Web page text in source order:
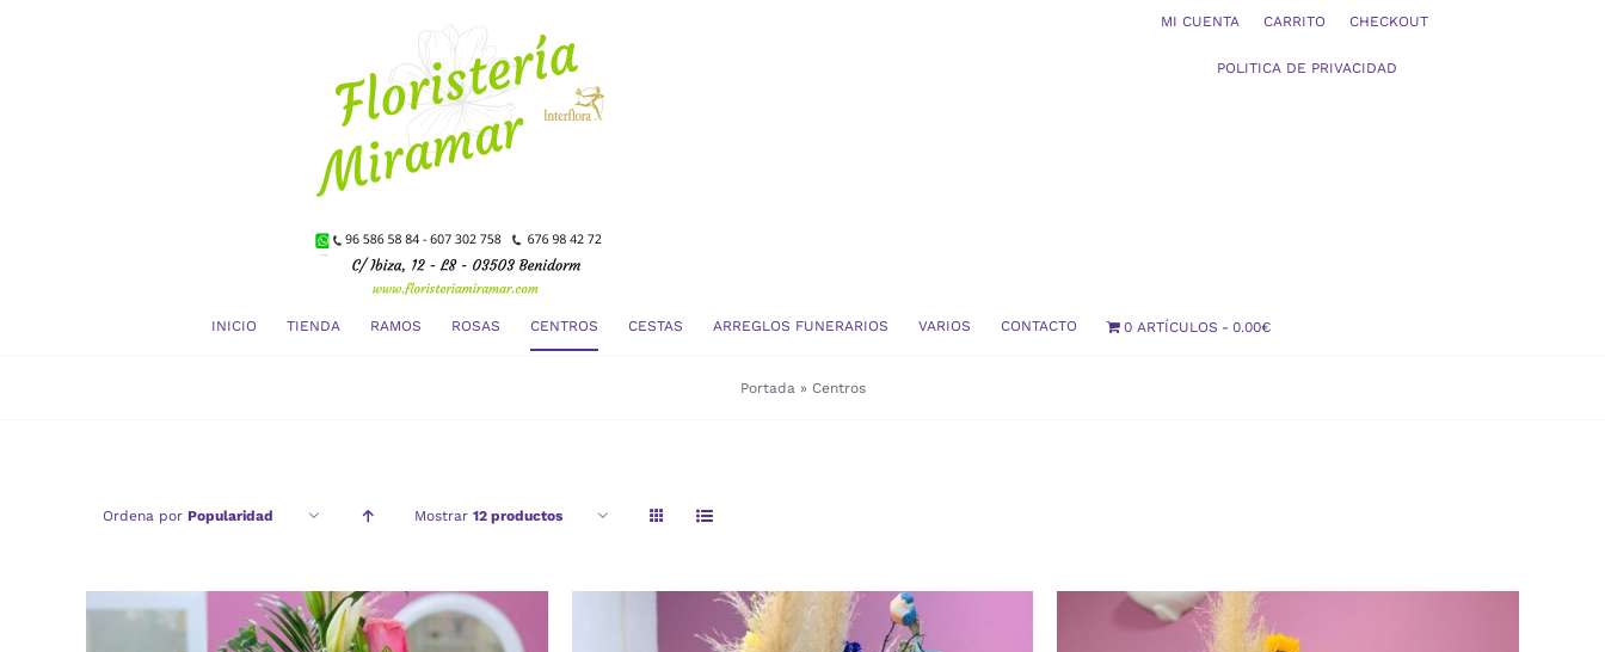
MI CUENTA CARRITO CHECKOUT
POLITICA DE PRIVACIDAD
INICIO TIENDA RAMOS ROSAS CENTROS CESTAS ARREGLOS FUNERARIOS VARIOS CONTACTO 0 ARTÍCULOS 0.00€
Portada » Centros
Ordena por Popularidad Mostrar 12 productos